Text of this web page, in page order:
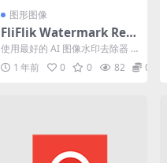
图形图像
FliFlik Watermark Rem
over v6.0.0 图片AI去水
印软件激活版
使用最好的 AI 图像水印去除器 Kl
eanOut for Photo 轻松去除...
1 年前 0 0 82 0